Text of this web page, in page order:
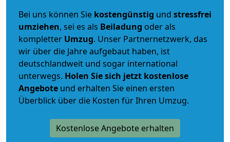
Bei uns können Sie kostengünstig und stressfrei
umziehen, sei es als Beiladung oder als
kompletter Umzug. Unser Partnernetzwerk, das
wir über die Jahre aufgebaut haben, ist
deutschlandweit und sogar international
unterwegs. Holen Sie sich jetzt kostenlose
Angebote und erhalten Sie einen ersten
Überblick über die Kosten für Ihren Umzug.
Kostenlose Angebote erhalten